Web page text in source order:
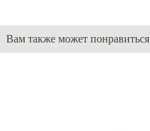
Вам также может понравиться